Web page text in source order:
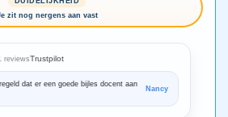
zit nog nergens aan vast
reviewsTrustpilot
dat er een goede bijles docent aan
Nancy